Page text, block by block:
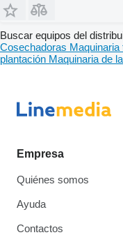
Buscar equipos del
Cosechadoras Maquinaria
plantación Maquinaria de
Empresa
Quiénes somos
Ayuda
Contactos